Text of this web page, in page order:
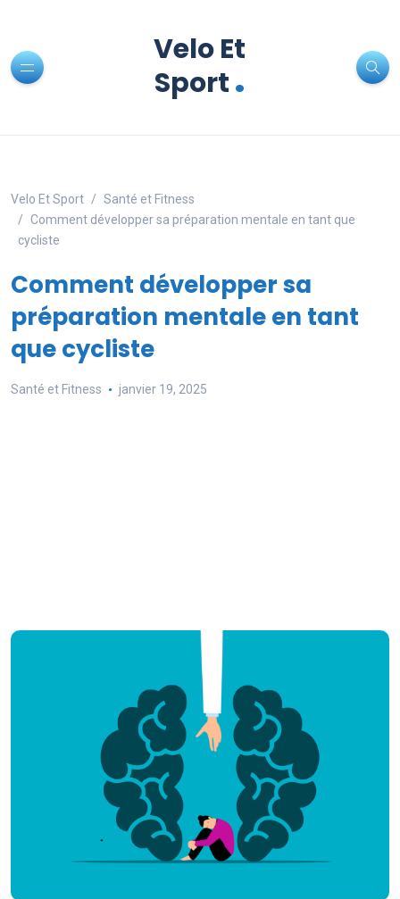
Velo Et
Sport.
Velo Et Sport
Santé et Fitness
Comment développer sa préparation mentale en tant que
cycliste
Comment développer sa
préparation mentale en tant
que cycliste
Santé et Fitness janvier 19, 2025